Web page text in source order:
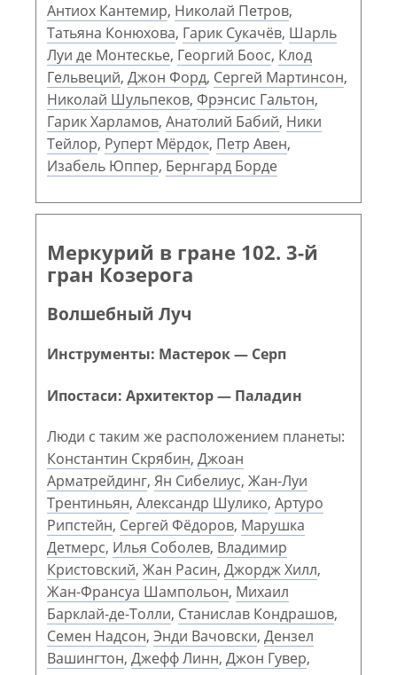
Антиох Кантемир, Николай Петров,
Татьяна Конюхова, Гарик Сукачёв, Шарль
Луи де Монтескье, Георгий Боос, Клод
Гельвеций, Джон Форд, Сергей Мартинсон,
Николай Шульпеков, Фрэнсис Гальтон,
Гарик Харламов, Анатолий Бабий, Ники
Тейлор, Руперт Мёрдок, Петр Авен,
Изабель Юппер, Бернгард Борде
Меркурий в гране 102. 3-й
гран Козерога
Волшебный Луч
Инструменты: Мастерок — Серп
Ипостаси: Архитектор — Паладин
Люди с таким же расположением планеты:
Константин Скрябин, Джоан
Арматрейдинг, Ян Сибелиус, Жан-Луи
Трентиньян, Александр Шулико, Артуро
Рипстейн, Сергей Фёдоров, Марушка
Детмерс, Илья Соболев, Владимир
Кристовский, Жан Расин, Джордж Хилл,
Жан-Франсуа Шампольон, Михаил
Барклай-де-Толли, Станислав Кондрашов,
Семен Надсон, Энди Вачовски, Дензел
Вашингтон, Джефф Линн, Джон Гувер,